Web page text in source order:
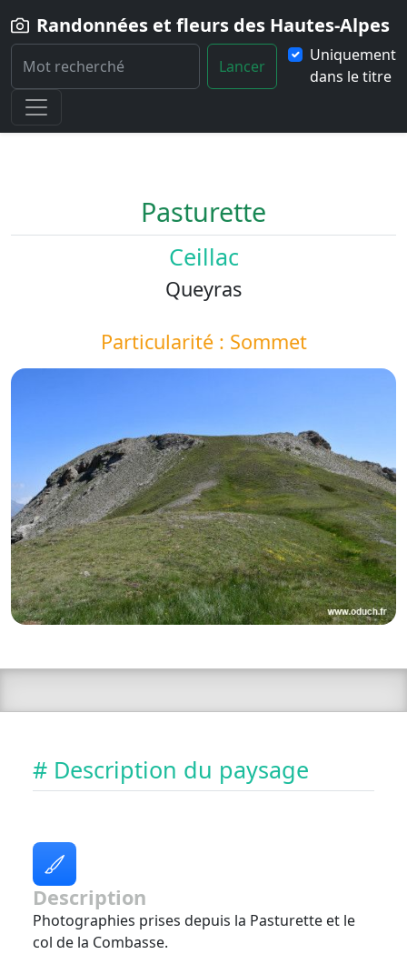
Randonnées et fleurs des Hautes-Alpes
Lancer
Uniquement
dans le titre
Home
Paysage Pasturette
Pasturette
Ceillac
Queyras
Particularité : Sommet
# Description du paysage
Description
Photographies prises depuis la Pasturette et le
col de la Combasse.